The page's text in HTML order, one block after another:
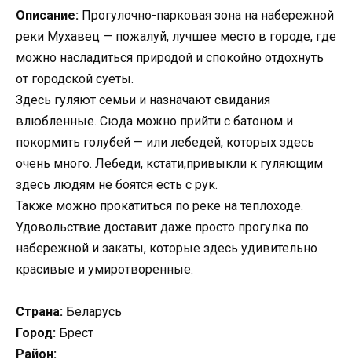
Описание: Прогулочно-парковая зона на набережной
реки Мухавец — пожалуй, лучшее место в городе, где
можно насладиться природой и спокойно отдохнуть
от городской суеты.
Здесь гуляют семьи и назначают свидания
влюбленные. Сюда можно прийти с батоном и
покормить голубей — или лебедей, которых здесь
очень много. Лебеди, кстати,привыкли к гуляющим
здесь людям не боятся есть с рук.
Также можно прокатиться по реке на теплоходе.
Удовольствие доставит даже просто прогулка по
набережной и закаты, которые здесь удивительно
красивые и умиротворенные.
Страна: Беларусь
Город: Брест
Район: